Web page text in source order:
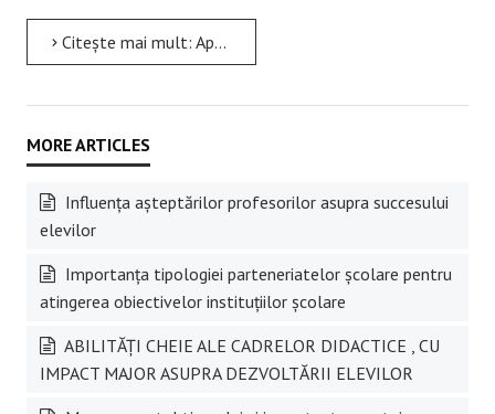
Citește mai mult: Aplicarea principiilor managementului calității totale în educație
Influența așteptărilor profesorilor asupra succesului
elevilor
Importanța tipologiei parteneriatelor școlare pentru
atingerea obiectivelor instituțiilor școlare
ABILITĂȚI CHEIE ALE CADRELOR DIDACTICE , CU
IMPACT MAJOR ASUPRA DEZVOLTĂRII ELEVILOR